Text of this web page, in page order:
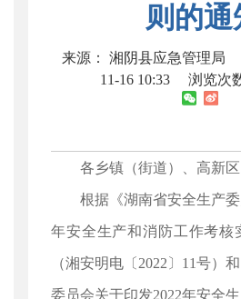
则的通
来源： 湘阴县应急管理局
11-16 10:33
浏览次
各乡镇（街道）、高新区
根据《湖南省安全生产
年安全生产和消防工作考核
（湘安明电〔2022〕11号）
委员会关于印发2022年安全